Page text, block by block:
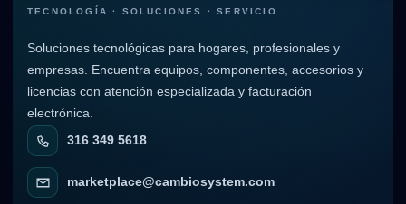
TECNOLOGÍA · SOLUCIONES · SERVICIO
Soluciones tecnológicas para hogares, profesionales y
empresas. Encuentra equipos, componentes, accesorios y
licencias con atención especializada y facturación
electrónica.
316 349 5618
marketplace@cambiosystem.com